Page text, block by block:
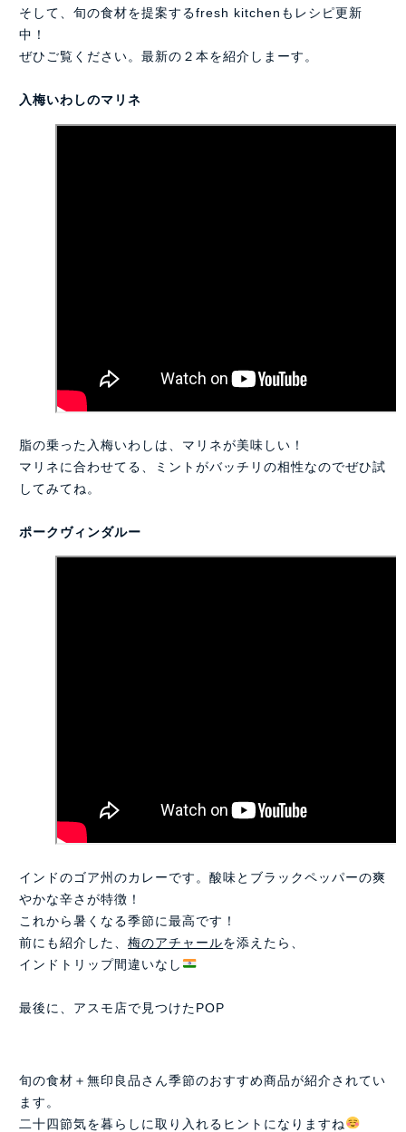
そして、旬の食材を提案するfresh kitchenもレシピ更新
中！
ぜひご覧ください。最新の２本を紹介しまーす。
入梅いわしのマリネ
脂の乗った入梅いわしは、マリネが美味しい！
マリネに合わせてる、ミントがバッチリの相性なのでぜひ試
してみてね。
ポークヴィンダルー
インドのゴア州のカレーです。酸味とブラックペッパーの爽
やかな辛さが特徴！
これから暑くなる季節に最高です！
前にも紹介した、梅のアチャールを添えたら、
インドトリップ間違いなし
最後に、アスモ店で見つけたPOP
旬の食材＋無印良品さん季節のおすすめ商品が紹介されてい
ます。
二十四節気を暮らしに取り入れるヒントになりますね